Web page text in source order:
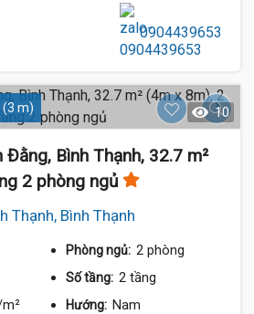
0904439653
(3 m) 10
Đằng, Bình Thạnh, 32.7 m²
2 phòng ngủ
Thạnh, Bình Thạnh
Phòng ngủ: 2 phòng
Số tầng: 2 tầng
Hướng: Nam